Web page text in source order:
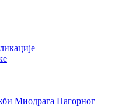
Миодрага Нагорног